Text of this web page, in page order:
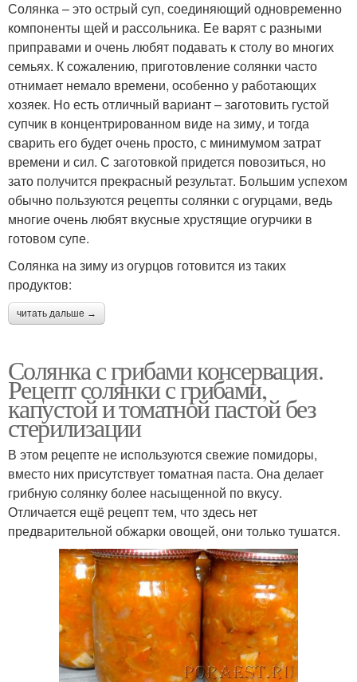
Солянка – это острый суп, соединяющий одновременно
компоненты щей и рассольника. Ее варят с разными
приправами и очень любят подавать к столу во многих
семьях. К сожалению, приготовление солянки часто
отнимает немало времени, особенно у работающих
хозяек. Но есть отличный вариант – заготовить густой
супчик в концентрированном виде на зиму, и тогда
сварить его будет очень просто, с минимумом затрат
времени и сил. С заготовкой придется повозиться, но
зато получится прекрасный результат. Большим успехом
обычно пользуются рецепты солянки с огурцами, ведь
многие очень любят вкусные хрустящие огурчики в
готовом супе.
Солянка на зиму из огурцов готовится из таких
продуктов:
читать дальше →
Солянка с грибами консервация.
Рецепт солянки с грибами,
капустой и томатной пастой без
стерилизации
В этом рецепте не используются свежие помидоры,
вместо них присутствует томатная паста. Она делает
грибную солянку более насыщенной по вкусу.
Отличается ещё рецепт тем, что здесь нет
предварительной обжарки овощей, они только тушатся.